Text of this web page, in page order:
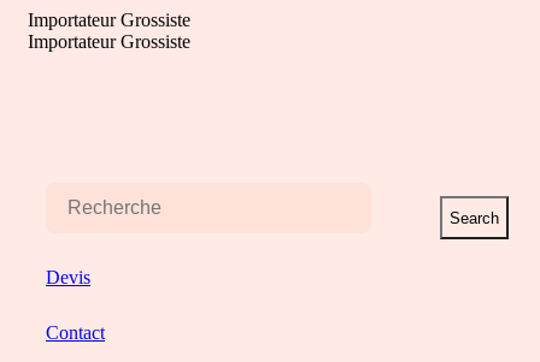
Aller
Importateur Grossiste
Importateur Grossiste
Search
Devis
Contact